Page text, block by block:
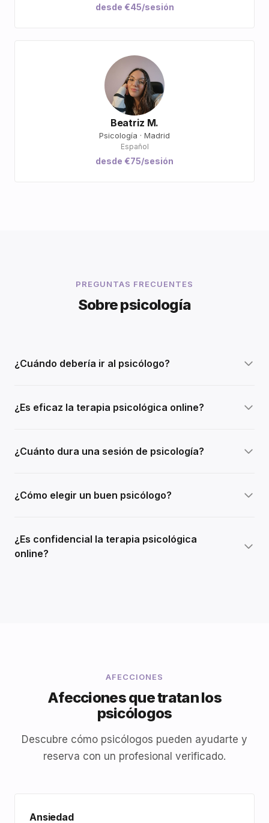
desde €45/sesión
Beatriz M.
Psicología · Madrid
Español
desde €75/sesión
PREGUNTAS FRECUENTES
Sobre psicología
¿Cuándo debería ir al psicólogo?
¿Es eficaz la terapia psicológica online?
¿Cuánto dura una sesión de psicología?
¿Cómo elegir un buen psicólogo?
¿Es confidencial la terapia psicológica
online?
AFECCIONES
Afecciones que tratan los
psicólogos
Descubre cómo psicólogos pueden ayudarte y
reserva con un profesional verificado.
Ansiedad